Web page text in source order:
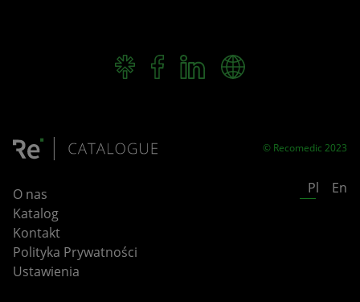
© Recomedic 2023
O nas
Katalog
Kontakt
Polityka Prywatności
Ustawienia
Pl En